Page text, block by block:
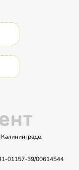
Калининграде.
01157-39/00614544